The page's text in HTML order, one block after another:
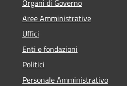
Organi di Governo
Aree Amministrative
Uffici
Enti e fondazioni
Politici
Personale Amministrativo